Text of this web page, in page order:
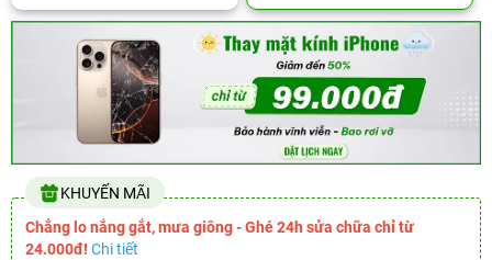
KHUYẾN MÃI
Chẳng lo nắng gắt, mưa giông - Ghé 24h sửa chữa chỉ từ
24.000đ! Chi tiết